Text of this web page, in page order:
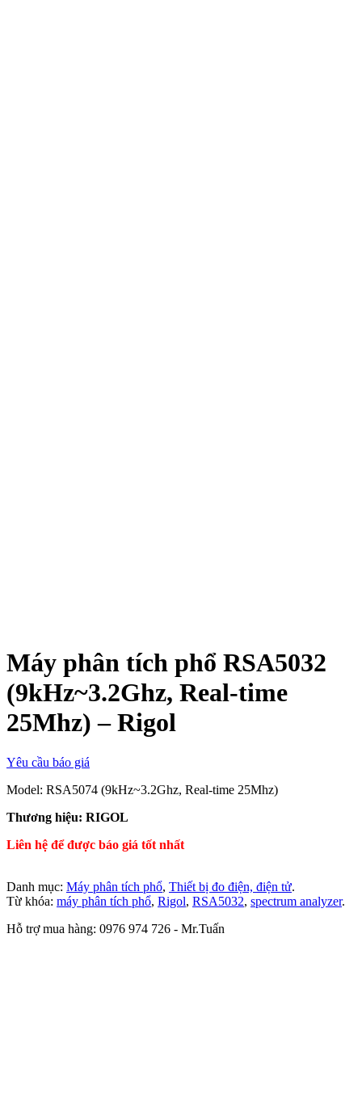
Máy phân tích phổ RSA5032
(9kHz~3.2Ghz, Real-time
25Mhz) – Rigol
Yêu cầu báo giá
Model: RSA5074 (9kHz~3.2Ghz, Real-time 25Mhz)
Thương hiệu: RIGOL
Liên hệ để được báo giá tốt nhất
Danh mục: Máy phân tích phổ, Thiết bị đo điện, điện tử.
Từ khóa: máy phân tích phổ, Rigol, RSA5032, spectrum analyzer.
Hỗ trợ mua hàng: 0976 974 726 - Mr.Tuấn